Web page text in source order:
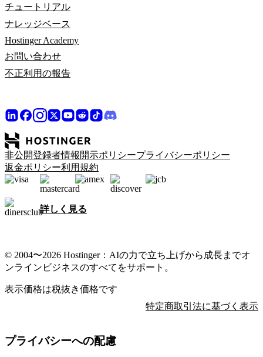
チュートリアル
ナレッジベース
Hostinger Academy
お問い合わせ
不正利用の報告
非公開登録者情報開示ポリシープライバシーポリシー
返金ポリシー利用規約
詳しく見る
© 2004〜2026 Hostinger：AIの力で立ち上げから成長までオ
ンラインビジネスのすべてをサポート。
表示価格は税抜き価格です
特定商取引法に基づく表示
プライバシーへの配慮